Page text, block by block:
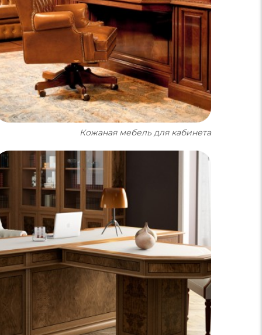
Кожаная мебель для кабинета